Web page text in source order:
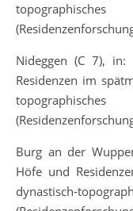
Nideggen (C 7), in:
Residenzen im
Burg an der
Höfe und
dynastisch-